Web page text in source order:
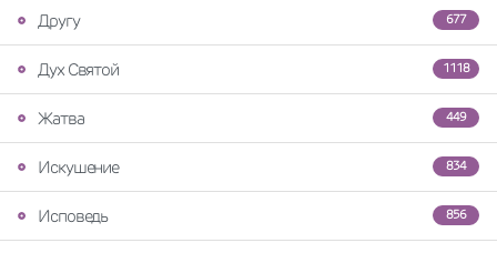
677
Другу
1118
Дух Святой
449
Жатва
834
Искушение
856
Исповедь